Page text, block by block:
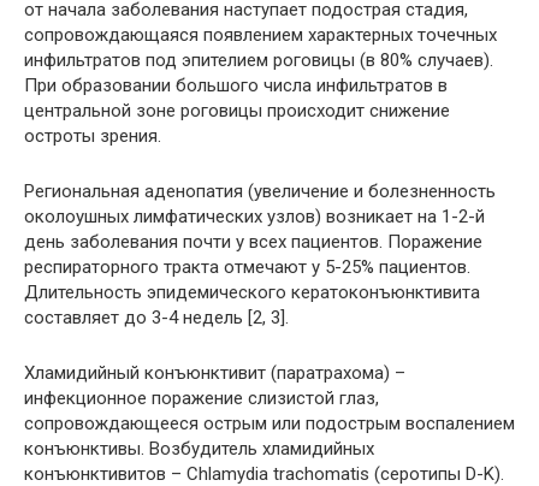
от начала заболевания наступает подострая стадия,
сопровождающаяся появлением характерных точечных
инфильтратов под эпителием роговицы (в 80% случаев).
При образовании большого числа инфильтратов в
центральной зоне роговицы происходит снижение
остроты зрения.
Региональная аденопатия (увеличение и болезненность
околоушных лимфатических узлов) возникает на 1-2-й
день заболевания почти у всех пациентов. Поражение
респираторного тракта отмечают у 5-25% пациентов.
Длительность эпидемического кератоконъюнктивита
составляет до 3-4 недель [2, 3].
Хламидийный конъюнктивит (паратрахома) –
инфекционное поражение слизистой глаз,
сопровождающееся острым или подострым воспалением
конъюнктивы. Возбудитель хламидийных
конъюнктивитов – Chlamydia trachomatis (серотипы D-K).